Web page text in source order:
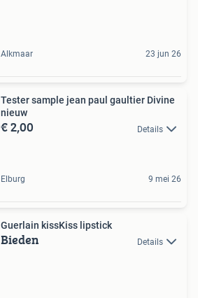
Alkmaar 23 jun 26
Tester sample jean paul gaultier Divine
nieuw
€ 2,00 Details
Elburg 9 mei 26
Guerlain kissKiss lipstick
Bieden Details